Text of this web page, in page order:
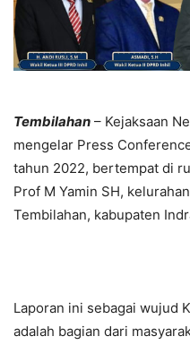
Tembilahan – Kejaksaan
mengelar Press
tahun 2022, bertempat di
Prof M Yamin SH,
Tembilahan, kabupaten
Laporan ini sebagai wujud
adalah bagian dari